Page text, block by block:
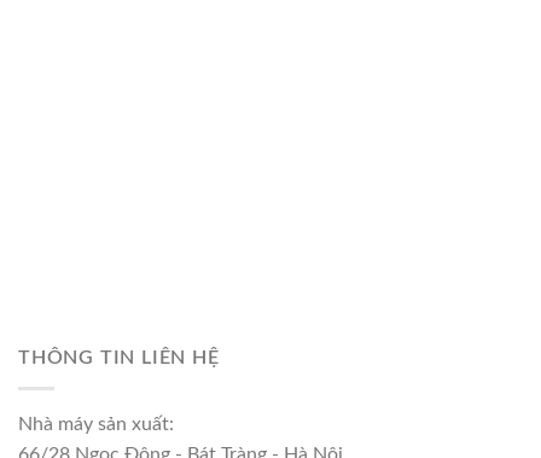
THÔNG TIN LIÊN HỆ
Nhà máy sản xuất: